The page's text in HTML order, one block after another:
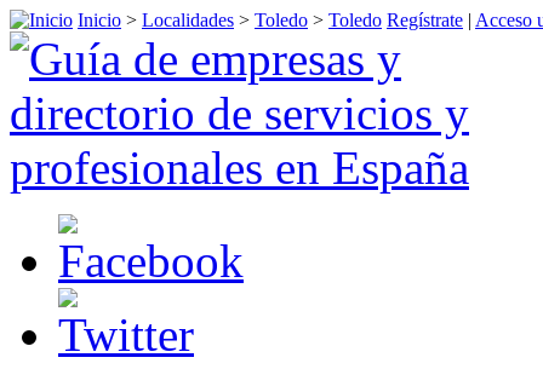
Inicio > Localidades > Toledo > Toledo Regístrate | Acceso